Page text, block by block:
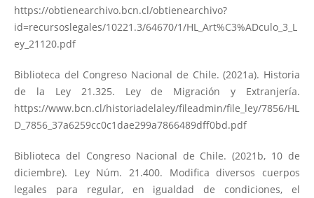
https://obtienearchivo.bcn.cl/obtienearchivo?
id=recursoslegales/10221.3/64670/1/HL_Art%C3%ADculo_3_L
ey_21120.pdf
Biblioteca del Congreso Nacional de Chile. (2021a). Historia
de la Ley 21.325. Ley de Migración y Extranjería.
https://www.bcn.cl/historiadelaley/fileadmin/file_ley/7856/HL
D_7856_37a6259cc0c1dae299a7866489dff0bd.pdf
Biblioteca del Congreso Nacional de Chile. (2021b, 10 de
diciembre). Ley Núm. 21.400. Modifica diversos cuerpos
legales para regular, en igualdad de condiciones, el